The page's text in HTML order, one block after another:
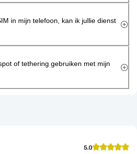
in mijn telefoon, kan ik jullie dienst
of tethering gebruiken met mijn
5.0